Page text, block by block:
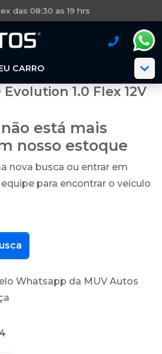
das 08:30 as 19 hrs
CARRO
1.0 Flex 12V
está mais
nosso estoque
nova busca ou entrar em
para encontrar o veículo
Whatsapp da MUV Autos